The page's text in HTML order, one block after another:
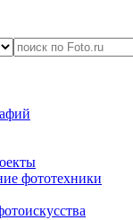
фототехники